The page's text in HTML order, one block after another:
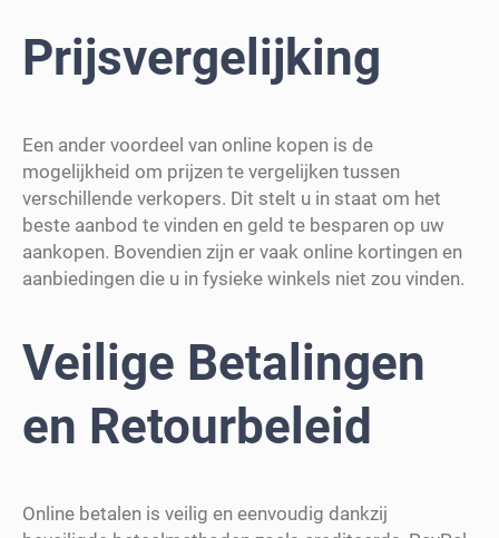
Prijsvergelijking
Een ander voordeel van online kopen is de
mogelijkheid om prijzen te vergelijken tussen
verschillende verkopers. Dit stelt u in staat om het
beste aanbod te vinden en geld te besparen op uw
aankopen. Bovendien zijn er vaak online kortingen en
aanbiedingen die u in fysieke winkels niet zou vinden.
Veilige Betalingen
en Retourbeleid
Online betalen is veilig en eenvoudig dankzij